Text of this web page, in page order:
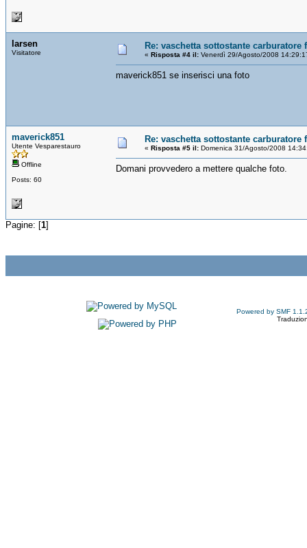
larsen
Visitatore
Re: vaschetta sottostante carburatore
« Risposta #4 il: Venerdì 29/Agosto/2008
maverick851 se inserisci una foto
maverick851
Utente Vesparestauro
Offline
Posts: 60
Re: vaschetta sottostante carburatore
« Risposta #5 il: Domenica 31/Agosto/2008
Domani provvedero a mettere qualche foto.
Pagine: [1]
Powered by SMF